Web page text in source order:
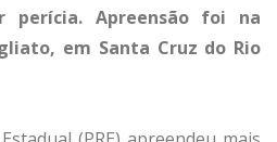
perícia. Apreensão foi na
em Santa Cruz do Rio